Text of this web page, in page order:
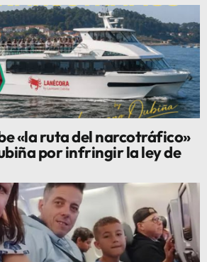
«la ruta del narcotráfico»
por infringir la ley de